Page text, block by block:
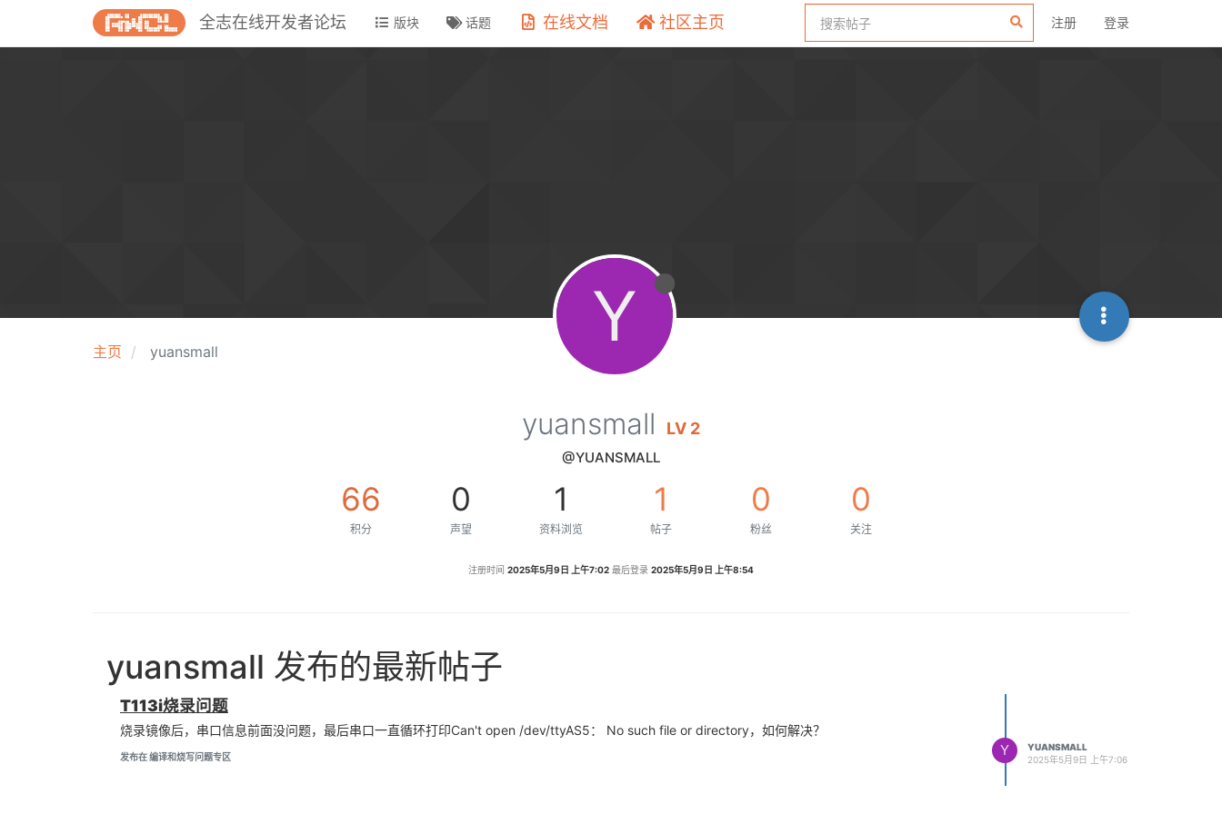
全志在线开发者论坛 注册 登录
版块 话题 在线文档 社区主页
主页 yuansmall Y
yuansmall LV 2
@YUANSMALL
66
积分
0
声望
1
资料浏览
1
帖子
0
粉丝
0
关注
注册时间 2025年5月9日 上午7:02 最后登录 2025年5月9日 上午8:54
yuansmall 发布的最新帖子
T113i烧录问题
烧录镜像后，串口信息前面没问题，最后串口一直循环打印Can't open /dev/ttyAS5： No such file or directory，如何解决？
发布在 编译和烧写问题专区 Y
YUANSMALL
2025年5月9日 上午7:06